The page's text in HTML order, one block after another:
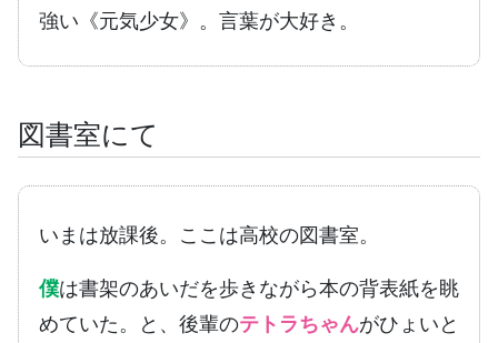
強い《元気少女》。言葉が大好き。
図書室にて
いまは放課後。ここは高校の図書室。
僕は書架のあいだを歩きながら本の背表紙を眺
めていた。と、後輩のテトラちゃんがひょいと